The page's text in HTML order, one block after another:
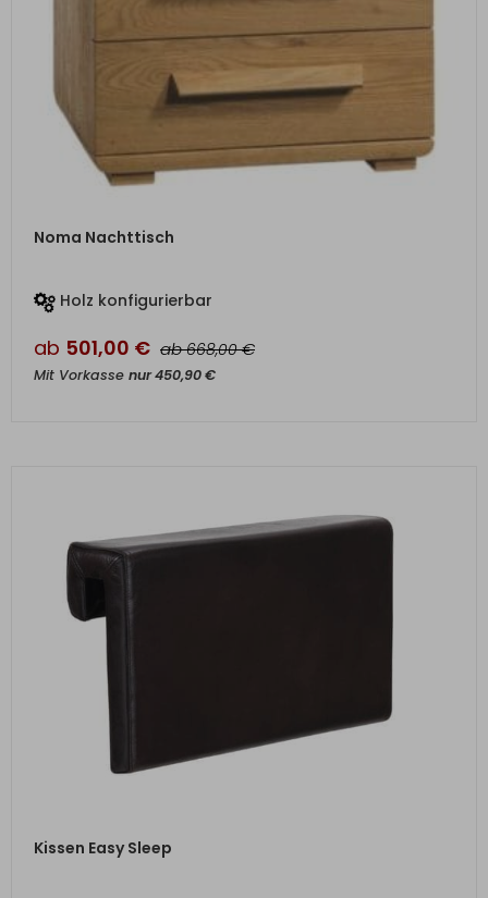
Noma Nachttisch
Holz konfigurierbar
ab 501,00 € ab 668,00€
Mit Vorkasse nur450,90€
Kissen Easy Sleep